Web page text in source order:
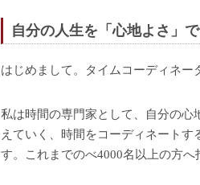
自分の人生を「心地よさ」
はじめまして。タイムコーディネー
私は時間の専門家として、自分の
えていく、時間をコーディネート
す。これまでのべ4000名以上の方へ